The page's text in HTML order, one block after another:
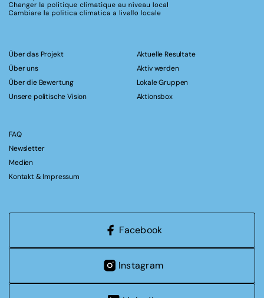
Über das Projekt
Über uns
Über die Bewertung
Unsere politische Vision
Aktuelle Resultate
Aktiv werden
Lokale Gruppen
Aktionsbox
FAQ
Newsletter
Medien
Kontakt & Impressum
Facebook
Instagram